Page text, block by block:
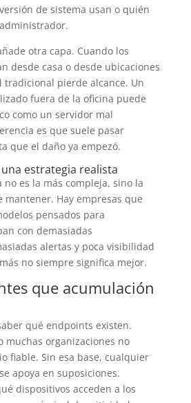
de sistema usan o quién
otra capa. Cuando los
desde casa o desde ubicaciones
tradicional pierde alcance. Un
fuera de la oficina puede
como un servidor mal
es que suele pasar
que el daño ya empezó.
estrategia realista
no es la más compleja, sino la
mantener. Hay empresas que
pensados para
con demasiadas
alertas y poca visibilidad
no siempre significa mejor.
que acumulación
qué endpoints existen.
muchas organizaciones no
fiable. Sin esa base, cualquier
apoya en suposiciones.
dispositivos acceden a los